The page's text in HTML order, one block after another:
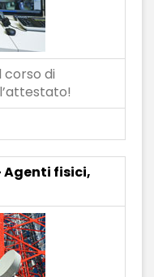
di
Agenti fisici,